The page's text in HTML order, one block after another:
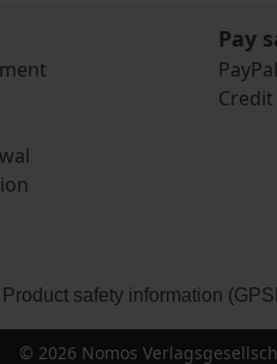
Pay
PayPal
Credit
Product safety information
© 2026 Nomos